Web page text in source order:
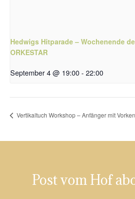
Hedwigs Hitparade – Wochenende
ORKESTAR
September 4 @ 19:00- 22:00
Vertikaltuch Workshop – Anfänger mit
Post vom Hof